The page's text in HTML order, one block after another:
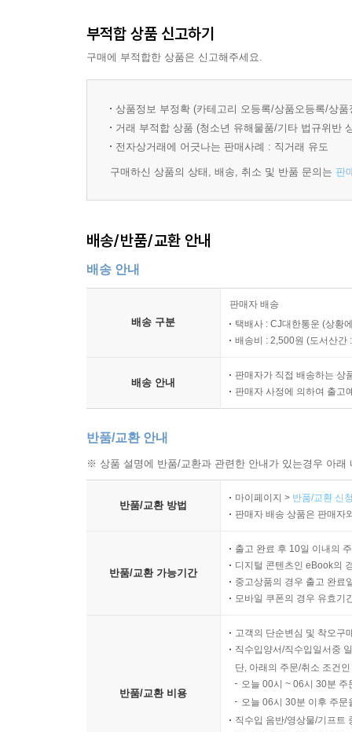
현대시 7. 김춘수, 「꽃」
현대시 8. 김혜순, 「납작납작-박수근 화법을 위하
현대 소설 2. 조정래, 「마술의 손」
현대 소설 3. 채만식, 「이상한 선생님」
현대 소설 5. 이효석, 「메밀꽃 필 무렵」
현대 소설 6. 이태준, 「달밤」
고전 시가 2. 월명사, 「제망매가」
고전 시가 3. 작자 미상, 「가시리」
고전 시가 4. (가) 최치원, 「촉규화」 / (나) 최치원
고전 시가 5. 안민영, 「매화사」
고전 시가 7. 정약용, 「보리타작」
고전 소설 1. 박지원, 「양반전」
고전 소설 2. 김만중, 「구운몽」
고전 소설 3. 작자 미상, 「유충렬전」
고전 소설 4. 작자 미상, 「춘향전」
고전 소설 6. 허균, 「홍길동전」
극/수필 1. 이강백, 「파수꾼」
극/수필 2. 김정숙, 「오아시스 세탁소 습격 사건」
극/수필 3. 작자 미상, 「양주 별산대놀이」
극/수필 4. 이규보, 「이옥설-집을 수리하고 나서」
극/수필 5. 문정희, 「흙을 밟고 싶다」
극/수필 6. 김신, 「모두를 위한 디자인」
부적합 상품 신고하기
구매에 부적합한 상품은 신고해주세요.
상품정보 부정확 (카테고리 오등록/상품오등록/상
거래 부적합 상품 (청소년 유해물품/기타 법규위반
전자상거래에 어긋나는 판매사례 : 직거래 유도
구매하신 상품의 상태, 배송, 취소 및 반품 문의는 판
배송/반품/교환 안내
배송 안내
배송 구분
판매자 배송
택배사 : CJ대한통운 (상황
배송비 : 2,500원 (도서산간
배송 안내
판매자가 직접 배송하는 상
판매자 사정에 의하여 출고
반품/교환 안내
※ 상품 설명에 반품/교환과 관련한 안내가 있는경우 아
반품/교환 방법
마이페이지 > 반품/교환 신
판매자 배송 상품은 판매자
반품/교환 가능기간
출고 완료 후 10일 이내의
디지털 콘텐츠인 eBook의
중고상품의 경우 출고 완료
모바일 쿠폰의 경우 유효기
반품/교환 비용
고객의 단순변심 및 착오구
직수입양서/직수입일서중
단, 아래의 주문/취소 조건
오늘 00시 ~ 06시 30분
오늘 06시 30분 이후 주
직수입 음반/영상물/기프트